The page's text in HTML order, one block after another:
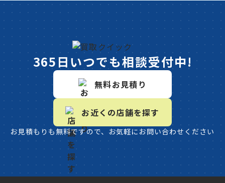
365日いつでも相談受付中!
無料お見積り
お近くの店舗を探す
お見積もりも無料ですので、お気軽にお問い合わせください